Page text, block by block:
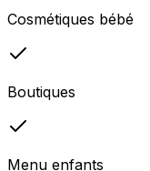
Cosmétiques bébé
Boutiques
Menu enfants